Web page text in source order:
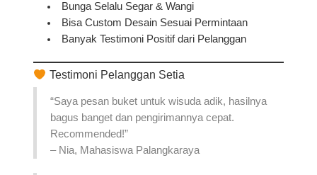
Bunga Selalu Segar & Wangi
Bisa Custom Desain Sesuai Permintaan
Banyak Testimoni Positif dari Pelanggan
Testimoni Pelanggan Setia
“Saya pesan buket untuk wisuda adik, hasilnya
bagus banget dan pengirimannya cepat.
Recommended!”
– Nia, Mahasiswa Palangkaraya